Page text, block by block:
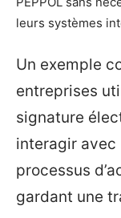
leurs systèmes
Un exemple
entreprises
signature
interagir avec
processus
gardant une